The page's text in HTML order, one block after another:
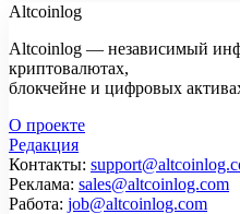
Altcoinlog
Altcoinlog — независимый
криптовалютах,
блокчейне и цифровых
О проекте
Редакция
Контакты:
Реклама: sales@altcoinlog.com
Работа: job@altcoinlog.com